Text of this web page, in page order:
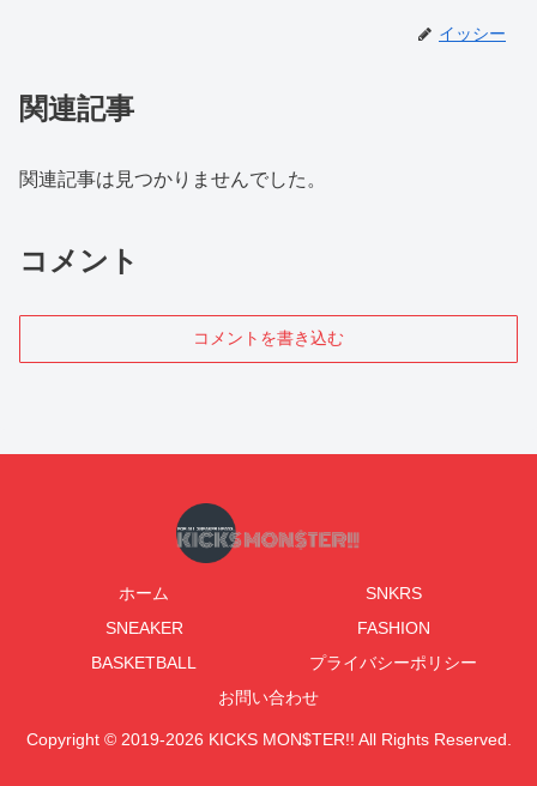
イッシー
関連記事
関連記事は見つかりませんでした。
コメント
コメントを書き込む
ホーム
SNKRS
SNEAKER
FASHION
BASKETBALL
プライバシーポリシー
お問い合わせ
Copyright © 2019-2026 KICKS MON$TER!! All Rights Reserved.